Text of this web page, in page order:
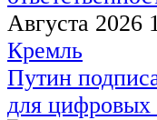
Августа 2026
Кремль
Путин
для цифровых